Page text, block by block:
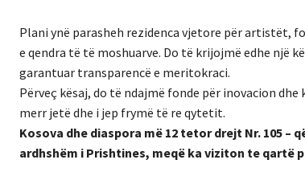
Plani ynë parasheh rezidenca vjetore për artistët,
e qendra të të moshuarve. Do të krijojmë edhe një
garantuar transparencë e meritokraci.
Përveç kësaj, do të ndajmë fonde për inovacion
merr jetë dhe i jep frymë të re qytetit.
Kosova dhe diaspora më 12 tetor drejt Nr. 105
ardhshëm i Prishtines, meqë ka viziton te qartë